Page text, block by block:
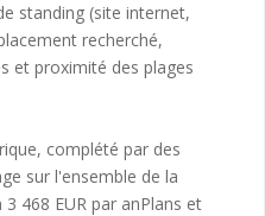
standing (site internet,
recherché,
et proximité des plages
complété par des
sur l'ensemble de la
468 EUR par anPlans et